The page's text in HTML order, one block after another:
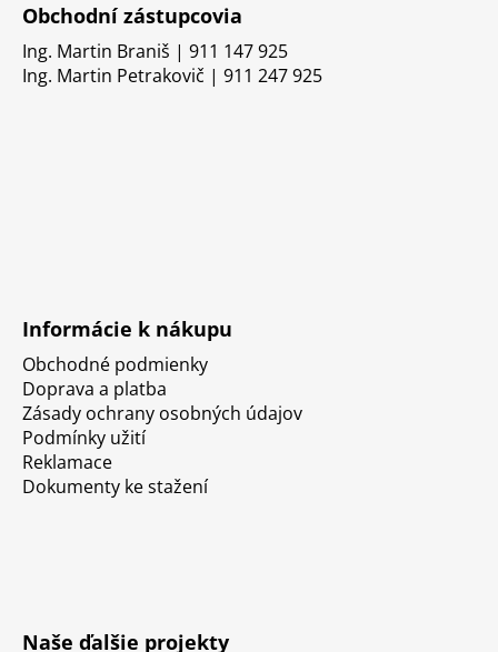
Obchodní zástupcovia
Ing. Martin Braniš | 911 147 925
Ing. Martin Petrakovič | 911 247 925
Informácie k nákupu
Obchodné podmienky
Doprava a platba
Zásady ochrany osobných údajov
Podmínky užití
Reklamace
Dokumenty ke stažení
Naše ďalšie projekty